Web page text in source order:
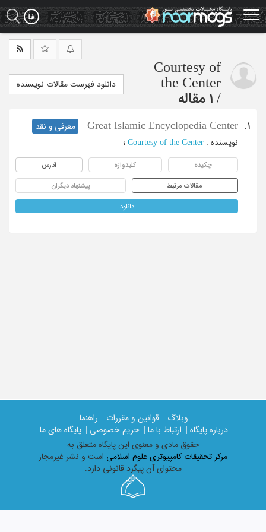
Skip
to
main
Courtesy of
the Center
/ 1 مقاله
دانلود فهرست مقالات نویسنده
1.
Great Islamic Encyclopedia Center
معرفی و نقد
نویسنده :
Courtesy of the Center ؛
چکیده کلیدواژه آدرس
مقالات مرتبط پیشنهاد دیگران
دانلود
وبلاگ | قوانین و مقررات |
راهنما
درباره پایگاه |
ارتباط با ما | حریم خصوصی |
پایگاه های ما
حقوق مادی و معنوی اين پايگاه متعلق به
مرکز تحقیقات کامپیوتری علوم اسلامی است و نشر غیرمجاز
محتوای آن پیگرد قانونی دارد.